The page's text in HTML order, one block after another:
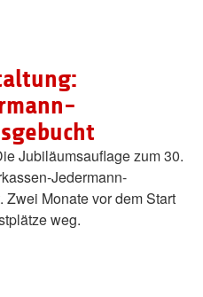
Jubiläumsauflage zum 30.
Jedermann-
Monate vor dem Start
weg.